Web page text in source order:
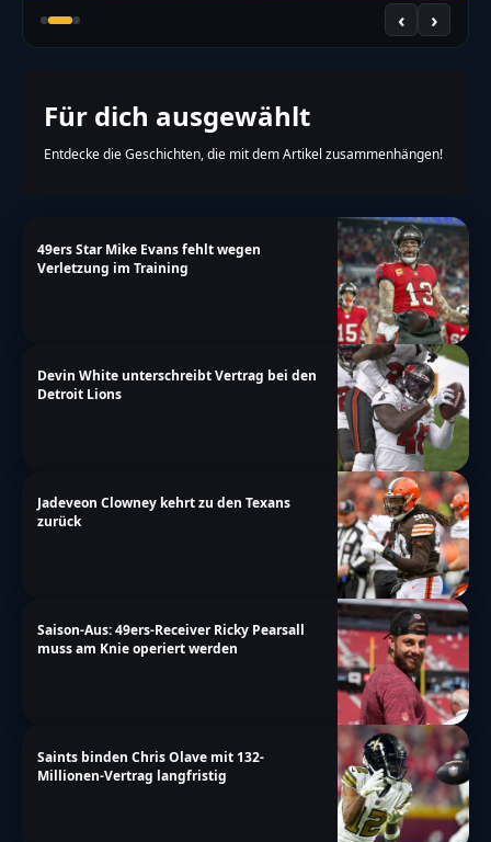
‹ ›
Für dich ausgewählt
Entdecke die Geschichten, die mit dem Artikel zusammenhängen!
49ers Star Mike Evans fehlt wegen
Verletzung im Training
Devin White unterschreibt Vertrag bei den
Detroit Lions
Jadeveon Clowney kehrt zu den Texans
zurück
Saison-Aus: 49ers-Receiver Ricky Pearsall
muss am Knie operiert werden
Saints binden Chris Olave mit 132-
Millionen-Vertrag langfristig